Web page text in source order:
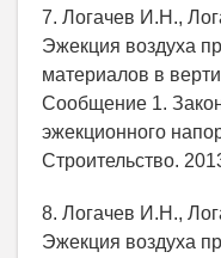
7. Логачев И.Н.,
Эжекция воздуха
материалов в
Сообщение 1.
эжекционного
Строительство.
8. Логачев И.Н.,
Эжекция воздуха